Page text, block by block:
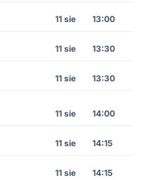
11 sie 13:00
11 sie 13:30
11 sie 13:30
11 sie 14:00
11 sie 14:15
11 sie 14:15